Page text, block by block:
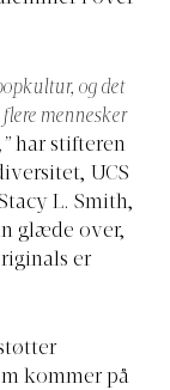
og det
mennesker
har stifteren
UCS
L. Smith,
glæde over,
er
kommer på